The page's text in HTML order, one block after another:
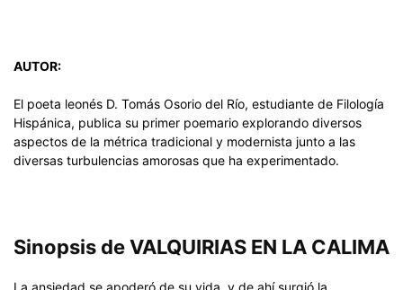
AUTOR:
El poeta leonés D. Tomás Osorio del Río, estudiante de Filología
Hispánica, publica su primer poemario explorando diversos
aspectos de la métrica tradicional y modernista junto a las
diversas turbulencias amorosas que ha experimentado.
Sinopsis de VALQUIRIAS EN LA CALIMA
La ansiedad se apoderó de su vida, y de ahí surgió la